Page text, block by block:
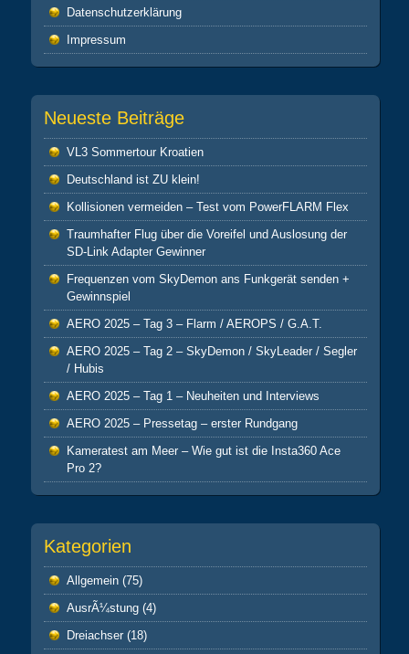
Datenschutz­erklärung
Impressum
Neueste Beiträge
VL3 Sommertour Kroatien
Deutschland ist ZU klein!
Kollisionen vermeiden – Test vom PowerFLARM Flex
Traumhafter Flug über die Voreifel und Auslosung der
SD-Link Adapter Gewinner
Frequenzen vom SkyDemon ans Funkgerät senden +
Gewinnspiel
AERO 2025 – Tag 3 – Flarm / AEROPS / G.A.T.
AERO 2025 – Tag 2 – SkyDemon / SkyLeader / Segler
/ Hubis
AERO 2025 – Tag 1 – Neuheiten und Interviews
AERO 2025 – Pressetag – erster Rundgang
Kameratest am Meer – Wie gut ist die Insta360 Ace
Pro 2?
Kategorien
Allgemein(75)
AusrÃ¼stung(4)
Dreiachser(18)